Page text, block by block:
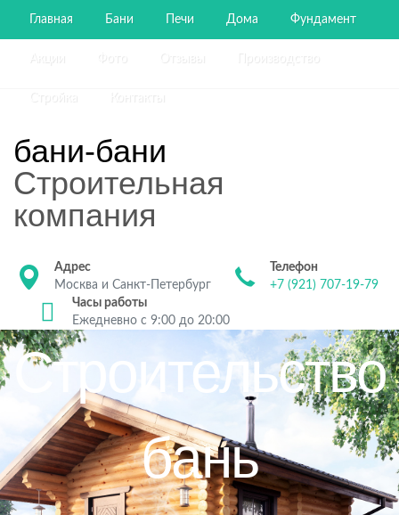
Главная Бани Печи Дома Фундамент
бани-бани
Строительная
компания
Адрес
Москва и Санкт-Петербург
Телефон
+7 (921) 707-19-79
Часы работы
Ежедневно с 9:00 до 20:00
Строительство
бань